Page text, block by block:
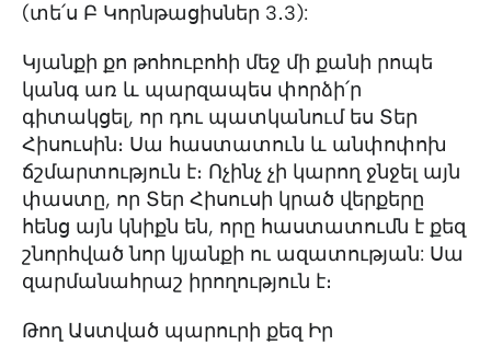
(տե՛ս Բ Կորնթացիսներ 3․3):
Կյանքի քո թոհուբոհի մեջ մի քանի րոպե
կանգ առ և պարզապես փորձի՛ր
գիտակցել, որ դու պատկանում ես Տեր
Հիսուսին։ Սա հաստատուն և անփոփոխ
ճշմարտություն է։ Ոչինչ չի կարող ջնջել այն
փաստը, որ Տեր Հիսուսի կրած վերքերը
հենց այն կնիքն են, որը հաստատումն է քեզ
շնորհված նոր կյանքի ու ազատության: Սա
զարմանահրաշ իրողություն է։
Թող Աստված պարուրի քեզ Իր